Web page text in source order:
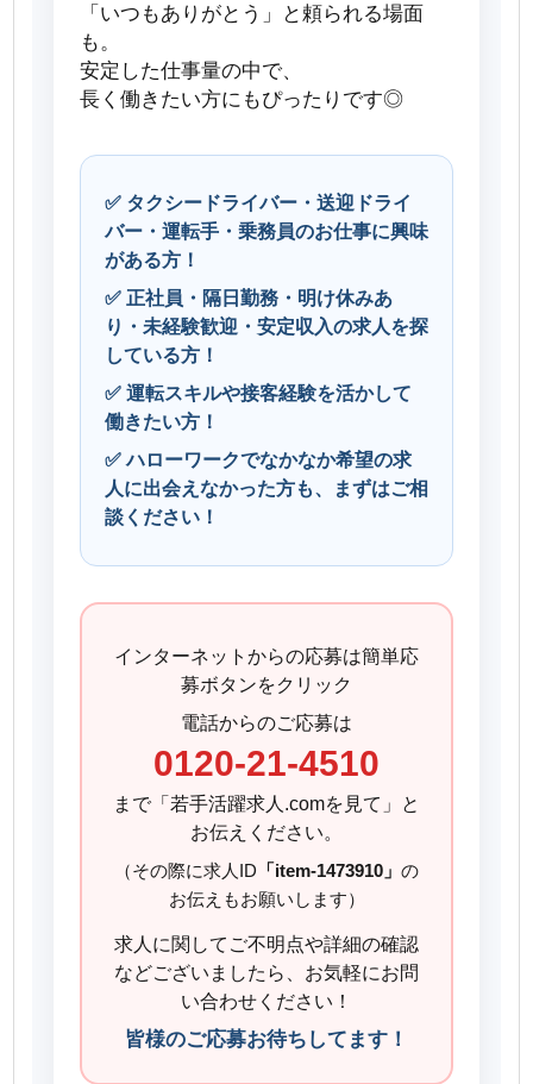
「いつもありがとう」と頼られる場面
も。
安定した仕事量の中で、
長く働きたい方にもぴったりです◎
✅ タクシードライバー・送迎ドライ
バー・運転手・乗務員のお仕事に興味
がある方！
✅ 正社員・隔日勤務・明け休みあ
り・未経験歓迎・安定収入の求人を探
している方！
✅ 運転スキルや接客経験を活かして
働きたい方！
✅ ハローワークでなかなか希望の求
人に出会えなかった方も、まずはご相
談ください！
インターネットからの応募は簡単応
募ボタンをクリック
電話からのご応募は
0120-21-4510
まで「若手活躍求人.comを見て」と
お伝えください。
（その際に求人ID 「item-1473910」 の
お伝えもお願いします）
求人に関してご不明点や詳細の確認
などございましたら、お気軽にお問
い合わせください！
皆様のご応募お待ちしてます！